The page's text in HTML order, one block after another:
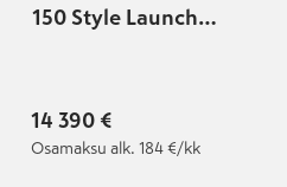
150 Style Launch
Lisälämmitin | Kessy |
P.kamera | Navi |
14 390 €
Osamaksu alk. 184 €/kk